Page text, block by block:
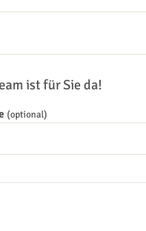
ist für Sie da!
(optional)